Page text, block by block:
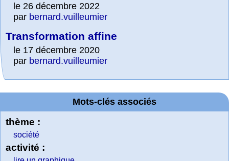
le 26 décembre 2022
par bernard.vuilleumier
Transformation affine
le 17 décembre 2020
par bernard.vuilleumier
Mots-clés associés
thème :
société
activité :